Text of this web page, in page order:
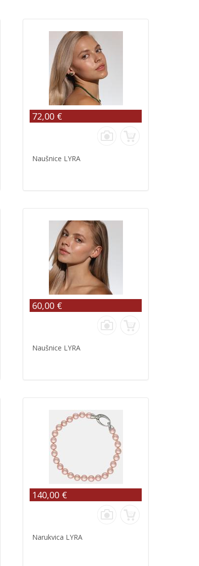
72,00 €
Naušnice LYRA
60,00 €
Naušnice LYRA
140,00 €
Narukvica LYRA